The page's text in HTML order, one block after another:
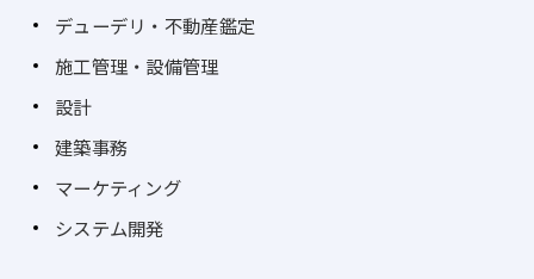
デューデリ・不動産鑑定
施工管理・設備管理
設計
建築事務
マーケティング
システム開発